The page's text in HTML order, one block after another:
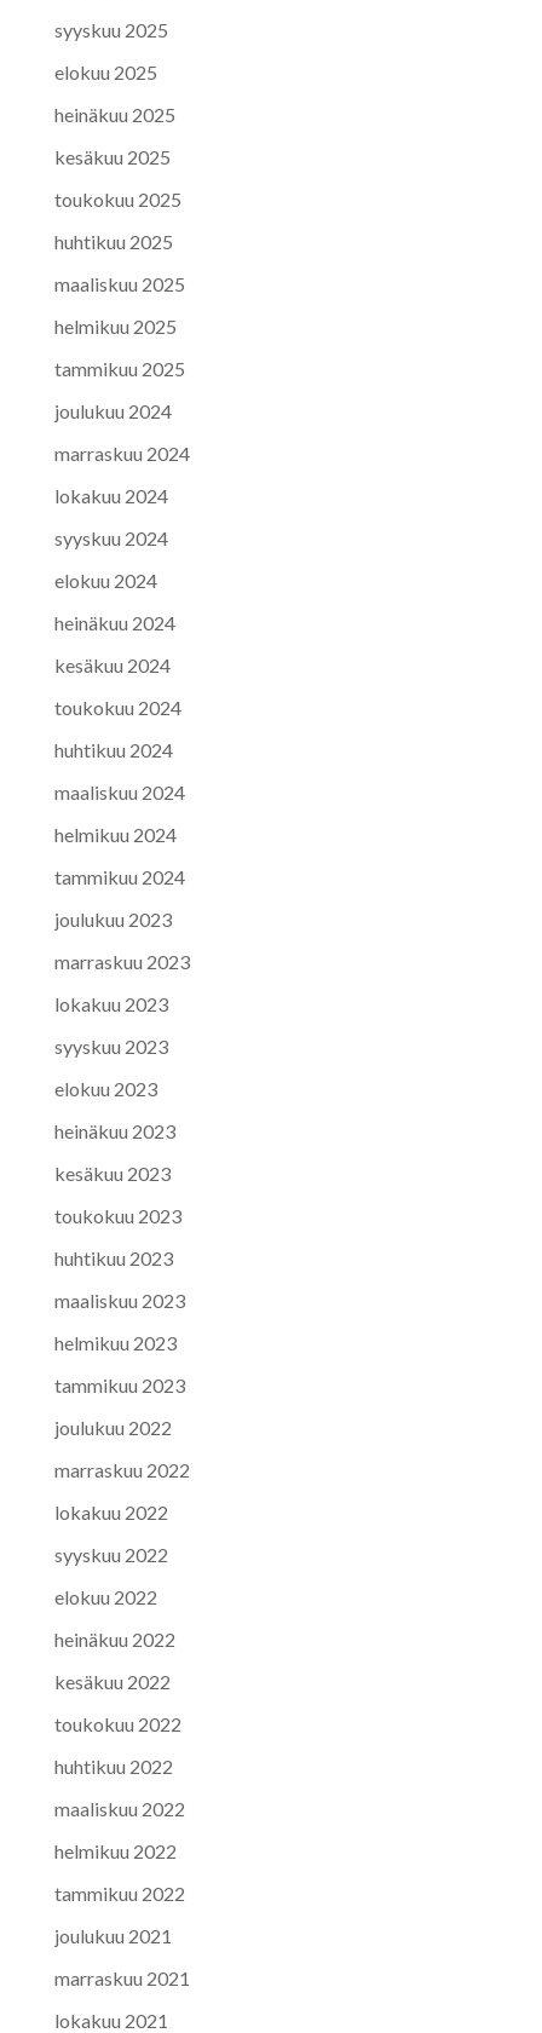
syyskuu 2025
elokuu 2025
heinäkuu 2025
kesäkuu 2025
toukokuu 2025
huhtikuu 2025
maaliskuu 2025
helmikuu 2025
tammikuu 2025
joulukuu 2024
marraskuu 2024
lokakuu 2024
syyskuu 2024
elokuu 2024
heinäkuu 2024
kesäkuu 2024
toukokuu 2024
huhtikuu 2024
maaliskuu 2024
helmikuu 2024
tammikuu 2024
joulukuu 2023
marraskuu 2023
lokakuu 2023
syyskuu 2023
elokuu 2023
heinäkuu 2023
kesäkuu 2023
toukokuu 2023
huhtikuu 2023
maaliskuu 2023
helmikuu 2023
tammikuu 2023
joulukuu 2022
marraskuu 2022
lokakuu 2022
syyskuu 2022
elokuu 2022
heinäkuu 2022
kesäkuu 2022
toukokuu 2022
huhtikuu 2022
maaliskuu 2022
helmikuu 2022
tammikuu 2022
joulukuu 2021
marraskuu 2021
lokakuu 2021